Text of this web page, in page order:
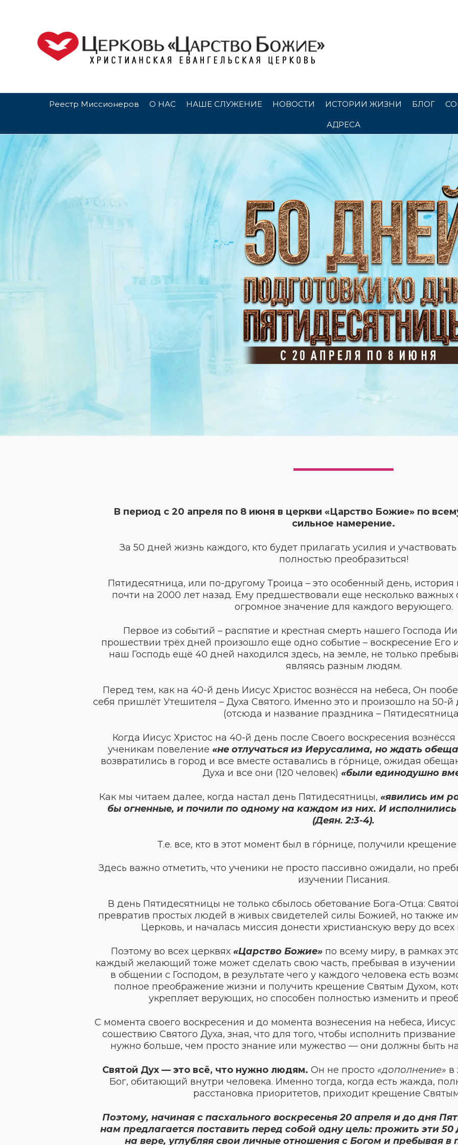
Реестр Миссионеров О НАС НАШЕ СЛУЖЕНИЕ НОВОСТИ ИСТОРИИ ЖИЗНИ БЛОГ
АДРЕСА
В период с 20 апреля по 8 июня в церкви «Царство Божие» по
сильное намерение.
За 50 дней жизнь каждого, кто будет прилагать усилия и
полностью преобразиться!
Пятидесятница, или по-другому Троица – это особенный день, история
почти на 2000 лет назад. Ему предшествовали еще несколько
огромное значение для каждого верующего.
Первое из событий – распятие и крестная смерть нашего Господа
прошествии трёх дней произошло еще одно событие – воскресение Его
наш Господь ещё 40 дней находился здесь, на земле, не только
являясь разным людям.
Перед тем, как на 40-й день Иисус Христос вознёсся на небеса, Он
себя пришлёт Утешителя – Духа Святого. Именно это и произошло на 50-й
(отсюда и название праздника –
Когда Иисус Христос на 40-й день после Своего воскресения
ученикам повеление «не отлучаться из Иерусалима, но ждать
возвратились в город и все вместе оставались в гóрнице, ожидая
Духа и все они (120 человек) «были единодушно
Как мы читаем далее, когда настал день Пятидесятницы, «явились им
бы огненные, и почили по одному на каждом из них. И исполнились
(Деян. 2:3-4).
Т.е. все, кто в этот момент был в гóрнице, получили
Здесь важно отметить, что ученики не просто пассивно ожидали, но
изучении Писания.
В день Пятидесятницы не только сбылось обетование Бога-Отца:
превратив простых людей в живых свидетелей силы Божией, но также
Церковь, и началась миссия донести христианскую веру до
Поэтому во всех церквях «Царство Божие» по всему миру, в рамках
каждый желающий тоже может сделать свою часть, пребывая в изучении
в общении с Господом, в результате чего у каждого человека есть
полное преображение жизни и получить крещение Святым Духом,
укрепляет верующих, но способен полностью изменить и
С момента своего воскресения и до момента вознесения на небеса, Иисус
сошествию Святого Духа, зная, что для того, чтобы исполнить
нужно больше, чем просто знание или мужество — они должны быть
Святой Дух — это всё, что нужно людям. Он не просто «дополнение» в
Бог, обитающий внутри человека. Именно тогда, когда есть жажда,
расстановка приоритетов, приходит крещение
Поэтому, начиная с пасхального воскресенья 20 апреля и до дня
нам предлагается поставить перед собой одну цель: прожить эти
на вере, углубляя свои личные отношения с Богом и пребывая в